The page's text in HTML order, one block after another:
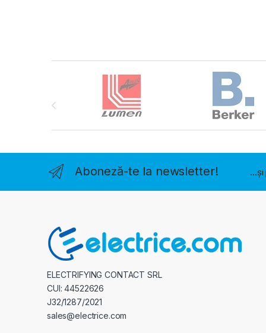
Brands Carousel
Aboneză-te la newsletter!
ELECTRIFYING CONTACT SRL
CUI: 44522626
J32/1287/2021
sales@electrice.com